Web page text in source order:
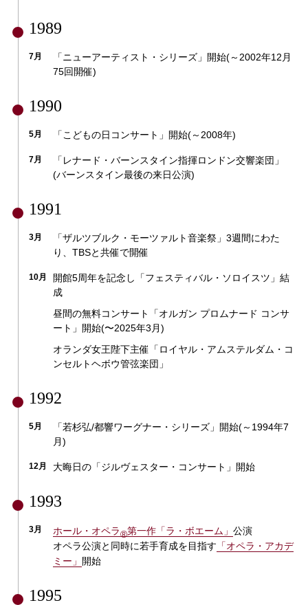
1989
7月
「ニューアーティスト・シリーズ」開始(～2002年12月
75回開催)
1990
5月 「こどもの日コンサート」開始(～2008年)
7月
「レナード・バーンスタイン指揮ロンドン交響楽団」
(バーンスタイン最後の来日公演)
1991
3月
「ザルツブルク・モーツァルト音楽祭」3週間にわた
り、TBSと共催で開催
10月
開館5周年を記念し「フェスティバル・ソロイスツ」結
成
昼間の無料コンサート「オルガン プロムナード コンサ
ート」開始(〜2025年3月)
オランダ女王陛下主催「ロイヤル・アムステルダム・コ
ンセルトヘボウ管弦楽団」
1992
5月
「若杉弘/都響ワーグナー・シリーズ」開始(～1994年7
月)
12月 大晦日の「ジルヴェスター・コンサート」開始
1993
3月 ホール・オペラ®第一作「ラ・ボエーム」公演
オペラ公演と同時に若手育成を目指す 「オペラ・アカデ
ミー」 開始
1995